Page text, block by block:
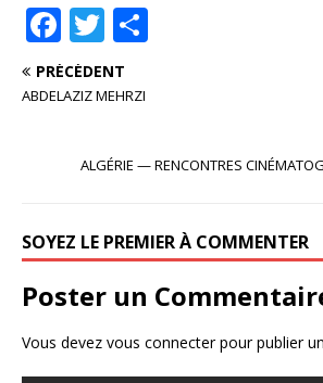
F
a
c
b
o
k
T
w
it
r e
PRÉCÉDENT
ABDELAZIZ MEHRZI
ALGÉRIE — RENCONTRES
SOYEZ LE PREMIER À COMMENTER
Poster un
Vous devez vous connecterpour publier